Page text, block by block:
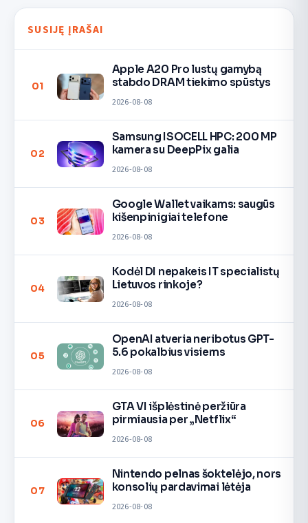
SUSIJĘ ĮRAŠAI
01
Apple A20 Pro lustų gamybą
stabdo DRAM tiekimo spūstys
2026-08-08
02
Samsung ISOCELL HPC: 200 MP
kamera su DeepPix galia
2026-08-08
03
Google Wallet vaikams: saugūs
kišenpinigiai telefone
2026-08-08
04
Kodėl DI nepakeis IT specialistų
Lietuvos rinkoje?
2026-08-08
05
OpenAI atveria neribotus GPT-
5.6 pokalbius visiems
2026-08-08
06
GTA VI išplėstinė peržiūra
pirmiausia per „Netflix“
2026-08-08
07
Nintendo pelnas šoktelėjo, nors
konsolių pardavimai lėtėja
2026-08-08